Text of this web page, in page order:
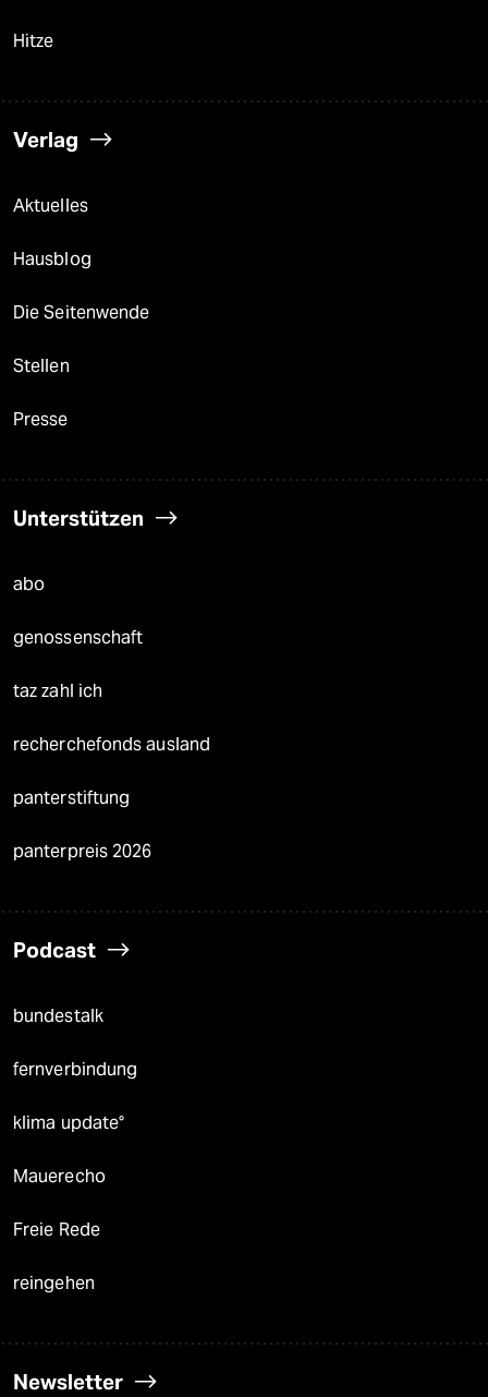
Hitze
Verlag
Aktuelles
Hausblog
Die Seitenwende
Stellen
Presse
Unterstützen
abo
genossenschaft
taz zahl ich
recherchefonds ausland
panterstiftung
panterpreis 2026
Podcast
bundestalk
fernverbindung
klima update°
Mauerecho
Freie Rede
reingehen
Newsletter